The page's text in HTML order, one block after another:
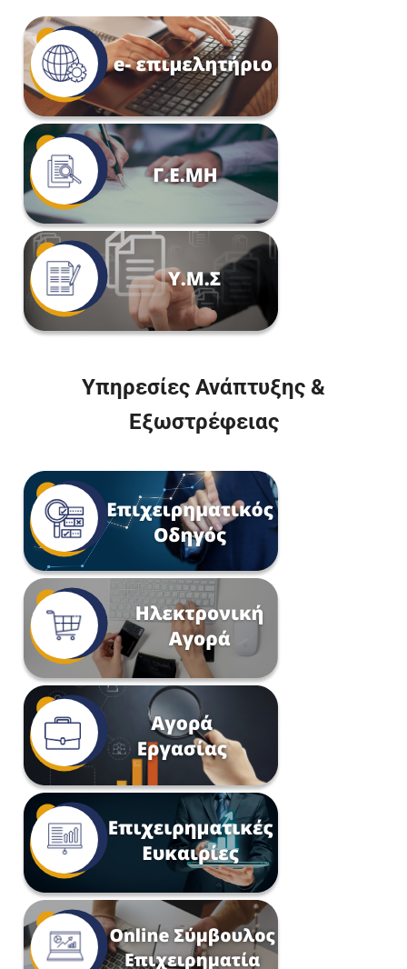
Υπηρεσίες Ανάπτυξης &
Εξωστρέφειας